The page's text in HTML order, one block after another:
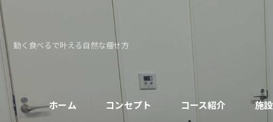
動く食べるで叶える自然な痩せ方
ホーム コンセプト コース紹介 施